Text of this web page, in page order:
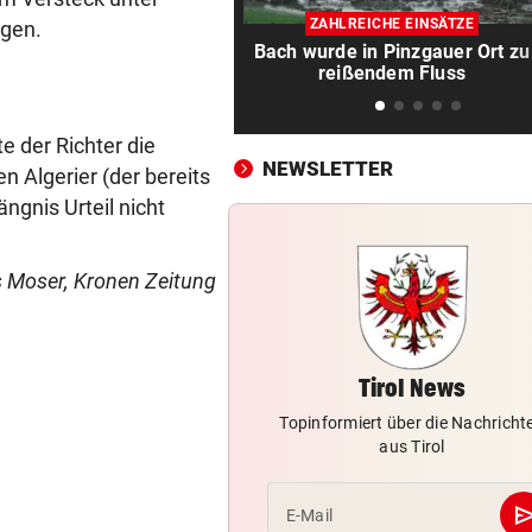
der Richter die
Algerier (der bereits
Urteil nicht
Moser, Kronen Zeitung
keine Chance
LOKALAUGENSCHEIN
„Gletscherspalten und Steine
das ist gefährlich“
Passanten in Rotterdam
REGIONALLIGA NORD
Grünau fertigte
Kopfball-Tore bescheren GAK
TROTZ MILLIONENMINUS vor 2
ZAHLREICHE EINSÄTZE
Bach wurde in Pinzgauer Ort zu
reißendem Fluss
NEWSLETTER
Tirol News
Topinformiert über die
aus Tirol
E-Mail